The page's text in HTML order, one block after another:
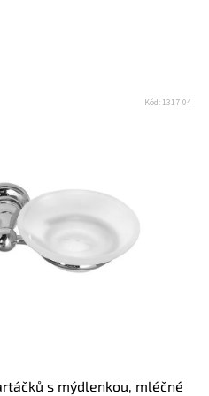
s mýdlenkou, mléčné
Kód: 1317-04